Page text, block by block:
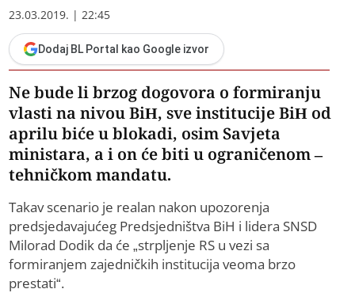
23.03.2019. | 22:45
Dodaj BL Portal kao Google izvor
Ne bude li brzog dogovora o formiranju
vlasti na nivou BiH, sve institucije BiH od
aprilu biće u blokadi, osim Savjeta
ministara, a i on će biti u ograničenom –
tehničkom mandatu.
Takav scenario je realan nakon upozorenja
predsjedavajućeg Predsjedništva BiH i lidera SNSD
Milorad Dodik da će „strpljenje RS u vezi sa
formiranjem zajedničkih institucija veoma brzo
prestati“.